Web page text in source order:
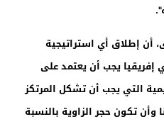
أن إطلاق أي استراتيجية
إفريقيا يجب أن يعتمد على
التي يجب أن تشكل المرتكز
تكون حجر الزاوية بالنسبة